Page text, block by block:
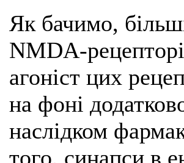
Як бачимо,
NMDA-
агоніст цих
на фоні
наслідком
того, синапси в